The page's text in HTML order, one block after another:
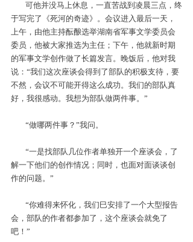
可他并没马上休息，一直苦战到凌晨三点，终
于写完了《死河的奇迹》。会议进入最后一天，
上午，由他主持酝酿选举湖南省军事文学委员会
委员，他被大家推选为主任；下午，他就新时期
的军事文学创作做了长篇发言。晚饭后，他对我
说：“我们这次座谈会得到了部队的积极支待，要
不然，会议不可能开得这么成功。我们的部队真
好，我很感动。我想为部队做两件事。”
“做哪两件事？”我问。
“一是找部队几位作者单独开一个座谈会，了
解一下他们的创作情况；同时，也面对面谈谈创
作的问题。”
“你难得来怀化，我们巳安排了一个大型报告
会，部队的作者都参加了，这个座谈会就免了
吧！”